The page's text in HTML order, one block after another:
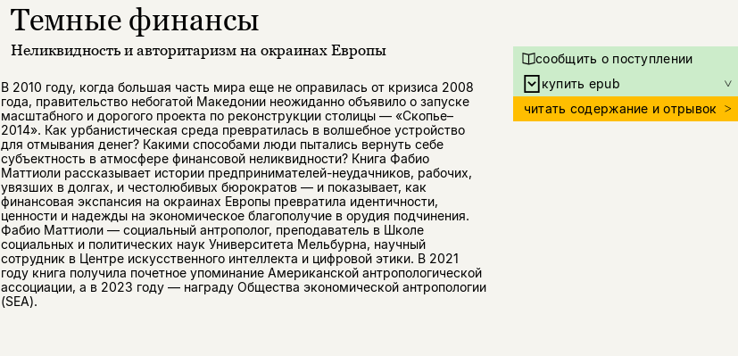
Темные финансы
Неликвидность и авторитаризм на окраинах Европы
В 2010 году, когда большая часть мира еще не оправилась от кризиса 2008
года, правительство небогатой Македонии неожиданно объявило о запуске
масштабного и дорогого проекта по реконструкции столицы — «Скопье–
2014». Как урбанистическая среда превратилась в волшебное устройство
для отмывания денег? Какими способами люди пытались вернуть себе
субъектность в атмосфере финансовой неликвидности? Книга Фабио
Маттиоли рассказывает истории предпринимателей-неудачников, рабочих,
увязших в долгах, и честолюбивых бюрократов — и показывает, как
финансовая экспансия на окраинах Европы превратила идентичности,
ценности и надежды на экономическое благополучие в орудия подчинения.
Фабио Маттиоли — социальный антрополог, преподаватель в Школе
социальных и политических наук Университета Мельбурна, научный
сотрудник в Центре искусственного интеллекта и цифровой этики. В 2021
году книга получила почетное упоминание Американской антропологической
ассоциации, а в 2023 году — награду Общества экономической антропологии
(SEA).
сообщить о поступлении
купить epub
читать содержание и отрывок